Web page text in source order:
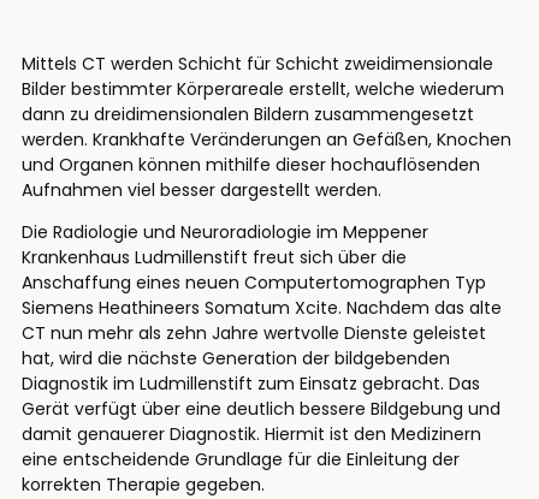
Mittels CT werden Schicht für Schicht zweidimensionale
Bilder bestimmter Körperareale erstellt, welche wiederum
dann zu dreidimensionalen Bildern zusammengesetzt
werden. Krankhafte Veränderungen an Gefäßen, Knochen
und Organen können mithilfe dieser hochauflösenden
Aufnahmen viel besser dargestellt werden.
Die Radiologie und Neuroradiologie im Meppener
Krankenhaus Ludmillenstift freut sich über die
Anschaffung eines neuen Computertomographen Typ
Siemens Heathineers Somatum Xcite. Nachdem das alte
CT nun mehr als zehn Jahre wertvolle Dienste geleistet
hat, wird die nächste Generation der bildgebenden
Diagnostik im Ludmillenstift zum Einsatz gebracht. Das
Gerät verfügt über eine deutlich bessere Bildgebung und
damit genauerer Diagnostik. Hiermit ist den Medizinern
eine entscheidende Grundlage für die Einleitung der
korrekten Therapie gegeben.